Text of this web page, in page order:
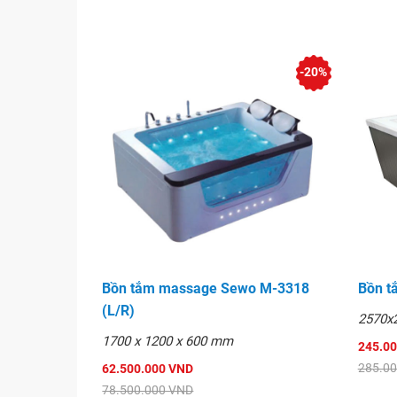
Đa dạng về chủng loại và chất liệu có thể
Bồn tắm massage thiết kế sang trọng, độc
Chất lượng tốt,bền dễ sử dụng và lắp đặt có
Bảo hành dài chu đáo
Giá hợp rất rẻ so với chất lượng và mẫu mã.
không qua trung gian.
Phản hồi về Bồn tắm massage Sewo
Nhận được sự phản hồi từ khách hàng với
phẩm có nhiều tính năng vượt chội.
Có thể đặt hàng đơn chiếc theo yêu cầu về
Giá cạnh tranh so với sản phẩm cùng loại.
Bồn tắm massage Sewo M-3318
(L/R)
1700 x 1200 x 600 mm
62.500.000 VND
78.500.000 VND
-20%
Bồn